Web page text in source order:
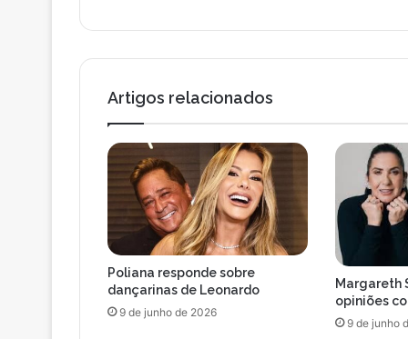
a
A
a
s
e
a
p
a
r
e
c
e
Artigos relacionados
Poliana responde sobre
dançarinas de Leonardo
9 de junho de 2026
Margareth
opiniões
9 de junho